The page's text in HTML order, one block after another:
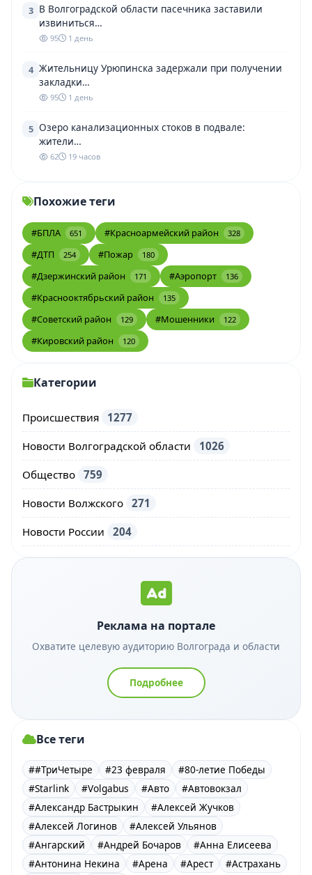
3 В Волгоградской области пасечника заставили
извиниться…
95 1 день
4 Жительницу Урюпинска задержали при получении
закладки…
95 1 день
5 Озеро канализационных стоков в подвале:
жители…
62 19 часов
Похожие теги
#БПЛА 651 #Красноармейский район 328
#ДТП 254 #Пожар 180
#Дзержинский район 171 #Аэропорт 136
#Краснооктябрьский район 135
#Советский район 129 #Мошенники 122
#Кировский район 120
Категории
Происшествия 1277
Новости Волгоградской области 1026
Общество 759
Новости Волжского 271
Новости России 204
Реклама на портале
Охватите целевую аудиторию Волгограда и области
Подробнее
Все теги
##ТриЧетыре #23 февраля
#80-летие Победы
#Starlink
#Volgabus #Авто
#Автовокзал
#Александр Бастрыкин
#Алексей Жучков
#Алексей Логинов
#Алексей Ульянов
#Ангарский
#Андрей Бочаров
#Анна Елисеева
#Антонина Некина
#Арена #Арест
#Астрахань